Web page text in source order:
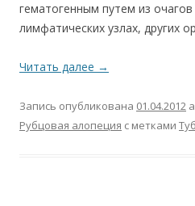
гематогенным путем из очагов
лимфатических узлах, других
Читать далее →
Запись опубликована 01.04.2012
Рубцовая алопеция с метками